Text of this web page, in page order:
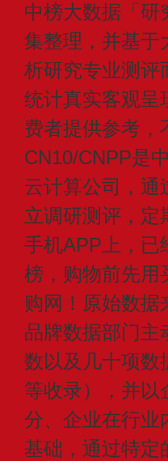
中榜大数据「研
集整理，并基于
析研究专业测评
统计真实客观呈
费者提供参考，
CN10/CNPP是
云计算公司，通
立调研测评，定
手机APP上，已
榜，购物前先用
购网！原始数据
品牌数据部门主
数以及几十项数
等收录），并以
分、企业在行业
基础，通过特定